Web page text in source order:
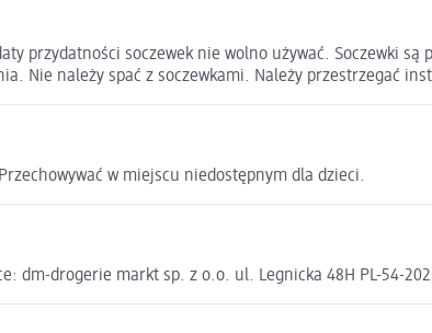
przydatności soczewek nie wolno używać. Soczewki są
Nie należy spać z soczewkami. Należy przestrzegać
w miejscu niedostępnym dla dzieci.
dm-drogerie markt sp. z o.o. ul. Legnicka 48H PL-54-